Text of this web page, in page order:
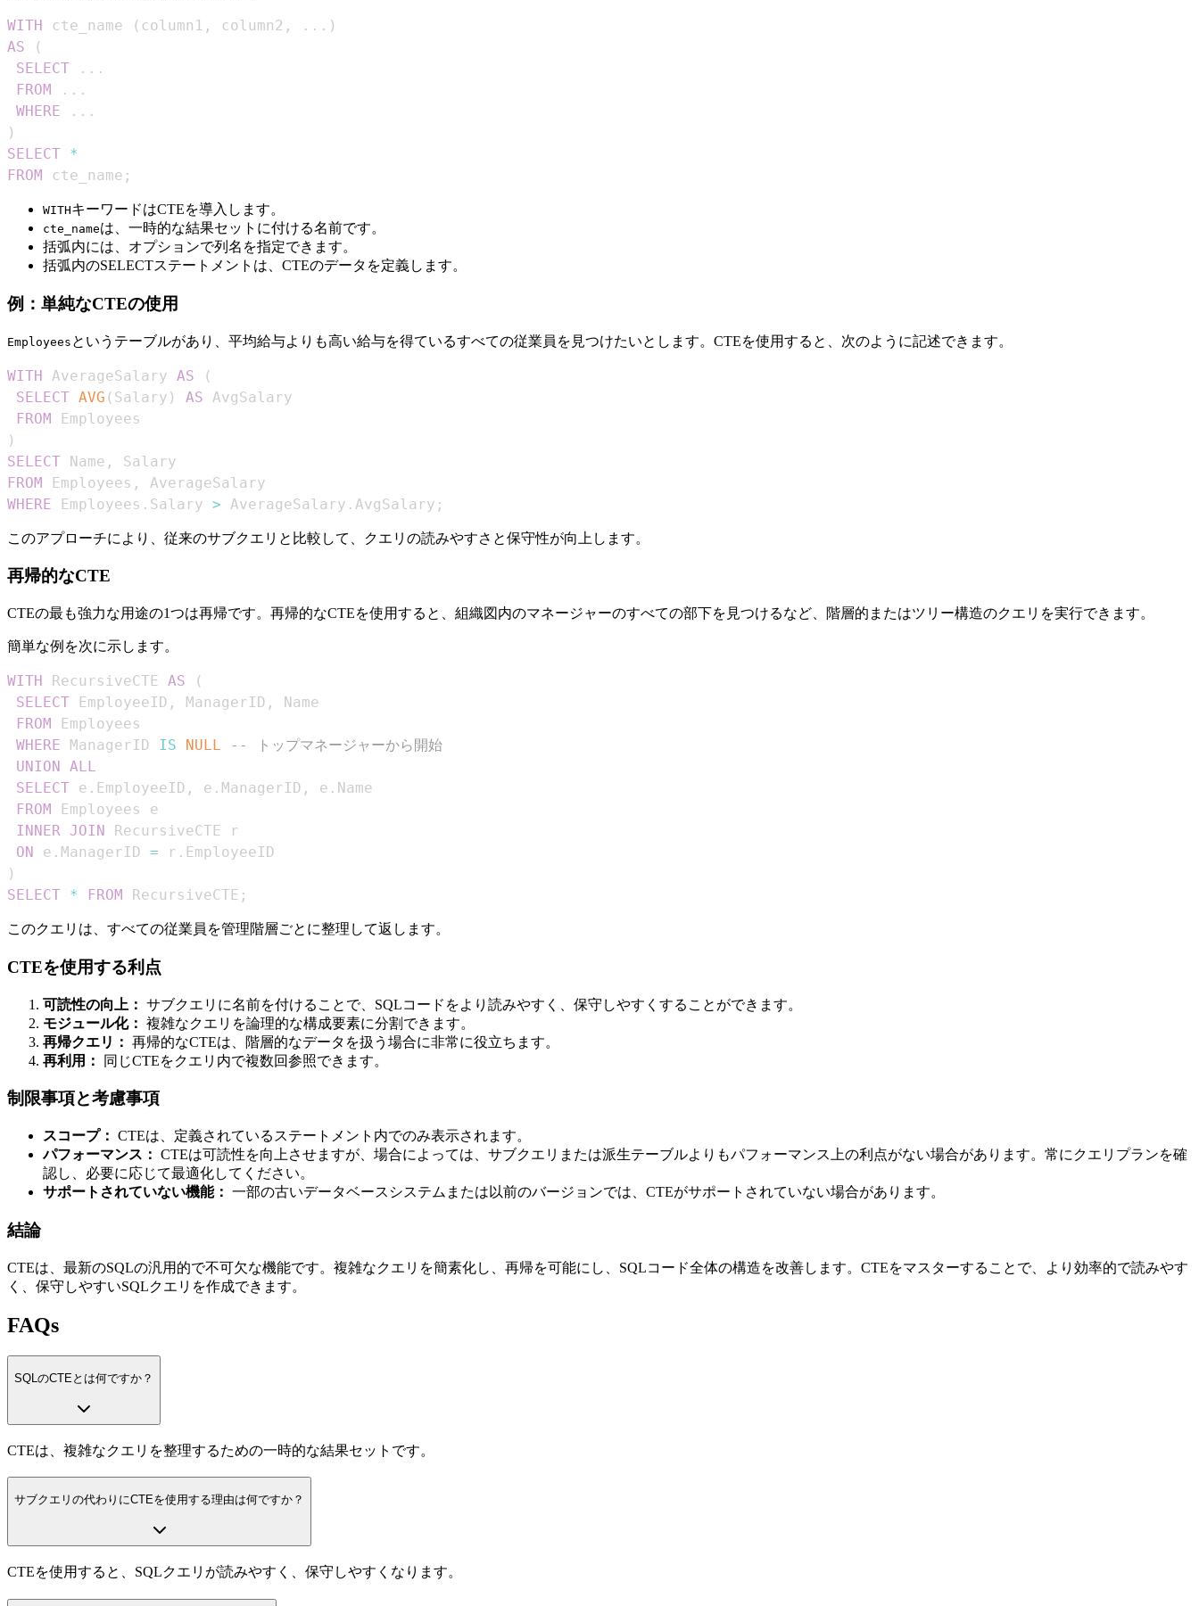
WITH cte_name ( column1 , column2 , . . . )
AS
(
SELECT
. . .
FROM
. . .
WHERE
. . .
)
SELECT *
FROM
cte_name ;
WITHキーワードはCTEを導入します。
cte_nameは、一時的な結果セットに付ける名前です。
括弧内には、オプションで列名を指定できます。
括弧内のSELECTステートメントは、CTEのデータを定義します。
例：単純なCTEの使用
Employees というテーブルがあり、平均給与よりも高い給与を得ているすべての従業員を見つけたいとします。CTEを使用すると、次のように記述できます。
WITH AverageSalary AS
(
SELECT AVG ( Salary ) AS
FROM
)
SELECT Name ,
FROM Employees ,
WHERE Employees . Salary > AverageSalary . AvgSalary ;
このアプローチにより、従来のサブクエリと比較して、クエリの読みやすさと保守性が向上します。
再帰的なCTE
CTEの最も強力な用途の1つは再帰です。再帰的なCTEを使用すると、組織図内のマネージャーのすべての部下を見つけるなど、階層的またはツリー構造のクエリを実行できます。
簡単な例を次に示します。
WITH RecursiveCTE AS
(
SELECT EmployeeID , ManagerID ,
FROM
WHERE ManagerID IS NULL
-- トップマネージャーから開始
UNION
ALL
SELECT e . EmployeeID , e . ManagerID , e .
FROM
INNER JOIN
ON
e . ManagerID = r .
)
SELECT * FROM RecursiveCTE ;
このクエリは、すべての従業員を管理階層ごとに整理して返します。
CTEを使用する利点
可読性の向上： サブクエリに名前を付けることで、SQLコードをより読みやすく、保守しやすくすることができます。
モジュール化： 複雑なクエリを論理的な構成要素に分割できます。
再帰クエリ： 再帰的なCTEは、階層的なデータを扱う場合に非常に役立ちます。
再利用：
同じCTEをクエリ内で複数回参照できます。
制限事項と考慮事項
スコープ： CTEは、定義されているステートメント内でのみ表示されます。
パフォーマンス： CTEは可読性を向上させますが、場合によっては、サブクエリまたは派生テーブルよりもパフォーマンス上の利点がない場合があります。常にクエリプランを確
認し、必要に応じて最適化してください。
サポートされていない機能： 一部の古いデータベースシステムまたは以前のバージョンでは、CTEがサポートされていない場合があります。
結論
CTEは、最新のSQLの汎用的で不可欠な機能です。複雑なクエリを簡素化し、再帰を可能にし、SQLコード全体の構造を改善します。CTEをマスターすることで、より効率的で読みやす
く、保守しやすいSQLクエリを作成できます。
FAQs
SQLのCTEとは何ですか？
CTEは、複雑なクエリを整理するための一時的な結果セットです。
サブクエリの代わりにCTEを使用する理由は何ですか？
CTEを使用すると、SQLクエリが読みやすく、保守しやすくなります。